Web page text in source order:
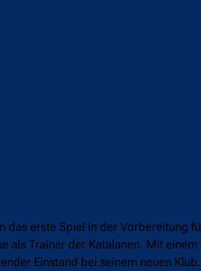
das erste Spiel in der Vorbereitung
als Trainer der Katalanen. Mit
Einstand bei seinem neuen